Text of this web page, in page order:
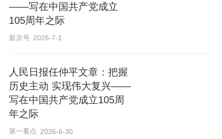
——写在中国共产党成立
105周年之际
新京号 2026-7-1
人民日报任仲平文章：把握
历史主动 实现伟大复兴——
写在中国共产党成立105周
年之际
第一看点 2026-6-30